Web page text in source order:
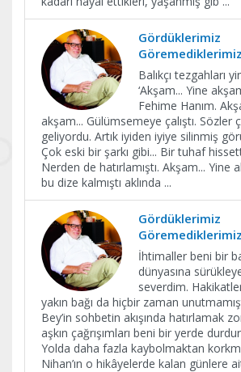
Gördüklerimiz
Balıkçı tezgahları
‘Akşam... Yine
Fehime Hanım.
akşam... Gülümsemeye çalıştı. Sözler
geliyordu. Artık iyiden iyiye silinmiş
Çok eski bir şarkı gibi... Bir tuhaf
Nerden de hatırlamıştı. Akşam... Yine
bu dize kalmıştı aklında ...
Gördüklerimiz
İhtimaller beni bir
dünyasına
severdim.
yakın bağı da hiçbir zaman
Bey’in sohbetin akışında hatırlamak
aşkın çağrışımları beni bir yerde
Yolda daha fazla kaybolmaktan
Nihan’ın o hikâyelerde kalan günlere